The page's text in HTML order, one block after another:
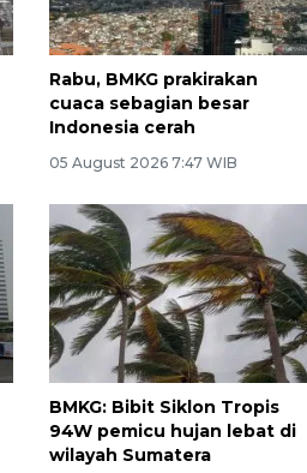
Rabu, BMKG prakirakan
cuaca sebagian besar
Indonesia cerah
05 August 2026 7:47 WIB
BMKG: Bibit Siklon Tropis
94W pemicu hujan lebat di
wilayah Sumatera